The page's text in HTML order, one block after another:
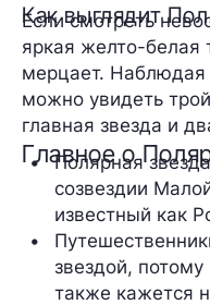
Как выглядит
Если смотреть
яркая желто-белая
мерцает. Наблюдая
можно увидеть
главная звезда и
Главное о
Полярная
созвездии
известный как
звездой,
также кажется